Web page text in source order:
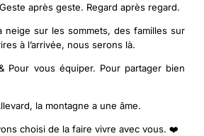
après geste. Regard après regard.
neige sur les sommets, des familles sur
à l’arrivée, nous serons là.
Pour vous équiper. Pour partager bien
la montagne a une âme.
choisi de la faire vivre avec vous. ❤️